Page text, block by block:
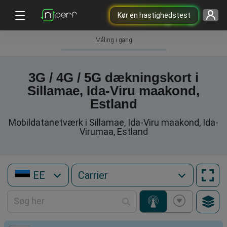
Kør en hastighedstest
Måling i gang
3G / 4G / 5G dækningskort i
Sillamae, Ida-Viru maakond,
Estland
Mobildatanetværk i Sillamae, Ida-Viru maakond, Ida-
Virumaa, Estland
EE